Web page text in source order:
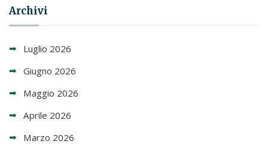
Archivi
Luglio 2026
Giugno 2026
Maggio 2026
Aprile 2026
Marzo 2026